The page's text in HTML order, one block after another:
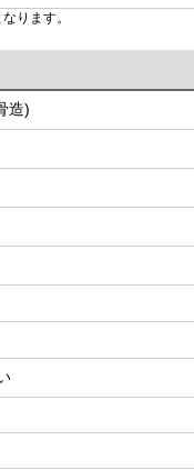
ります。
造)